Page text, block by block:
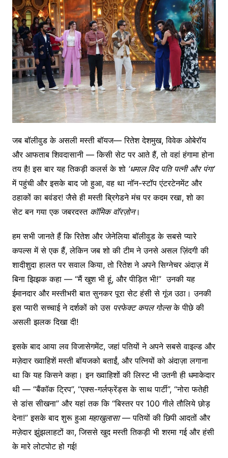
जब बॉलीवुड के असली मस्ती बॉयज— रितेश देशमुख, विवेक ओबेरॉय
और आफताब शिवदासानी — किसी सेट पर आते हैं, तो वहां हंगामा होना
तय है! इस बार यह तिकड़ी कलर्स के शो ‘धमाल विद पति पत्नी और पंगा’
में पहुंची और इसके बाद जो हुआ, वह था नॉन-स्टॉप एंटरटेनमेंट और
ठहाकों का बवंडर! जैसे ही मस्ती ब्रिगेडने मंच पर कदम रखा, शो का
सेट बन गया एक जबरदस्त कॉमिक वॉरज़ोन।
हम सभी जानते हैं कि रितेश और जेनेलिया बॉलीवुड के सबसे प्यारे
कपल्स में से एक हैं, लेकिन जब शो की टीम ने उनसे असल ज़िंदगी की
शादीशुदा हालत पर सवाल किया, तो रितेश ने अपने सिग्नेचर अंदाज़ में
बिना झिझक कहा — “मैं खुश भी हूं, और पीड़ित भी!” उनकी यह
ईमानदार और मस्तीभरी बात सुनकर पूरा सेट हंसी से गूंज उठा। उनकी
इस प्यारी सच्चाई ने दर्शकों को उस परफेक्ट कपल गोल्सके पीछे की
असली झलक दिखा दी!
इसके बाद आया लव विजासेगमेंट, जहां पतियों ने अपने सबसे वाइल्ड और
मज़ेदार ख्वाहिशें मस्ती बॉयजको बताईं, और पत्नियों को अंदाज़ा लगाना
था कि यह किसने कहा। इन ख्वाहिशों की लिस्ट भी उतनी ही धमाकेदार
थी — “बैंकॉक ट्रिप”, “एक्स-गर्लफ्रेंड्स के साथ पार्टी”, “नोरा फतेही
से डांस सीखना” और यहां तक कि “बिस्तर पर 100 गीले तौलिये छोड़
देना!” इसके बाद शुरू हुआ महाखुलासा— पतियों की छिपी आदतों और
मज़ेदार झुंझलाहटों का, जिससे खुद मस्ती तिकड़ी भी शरमा गई और हंसी
के मारे लोटपोट हो गई!